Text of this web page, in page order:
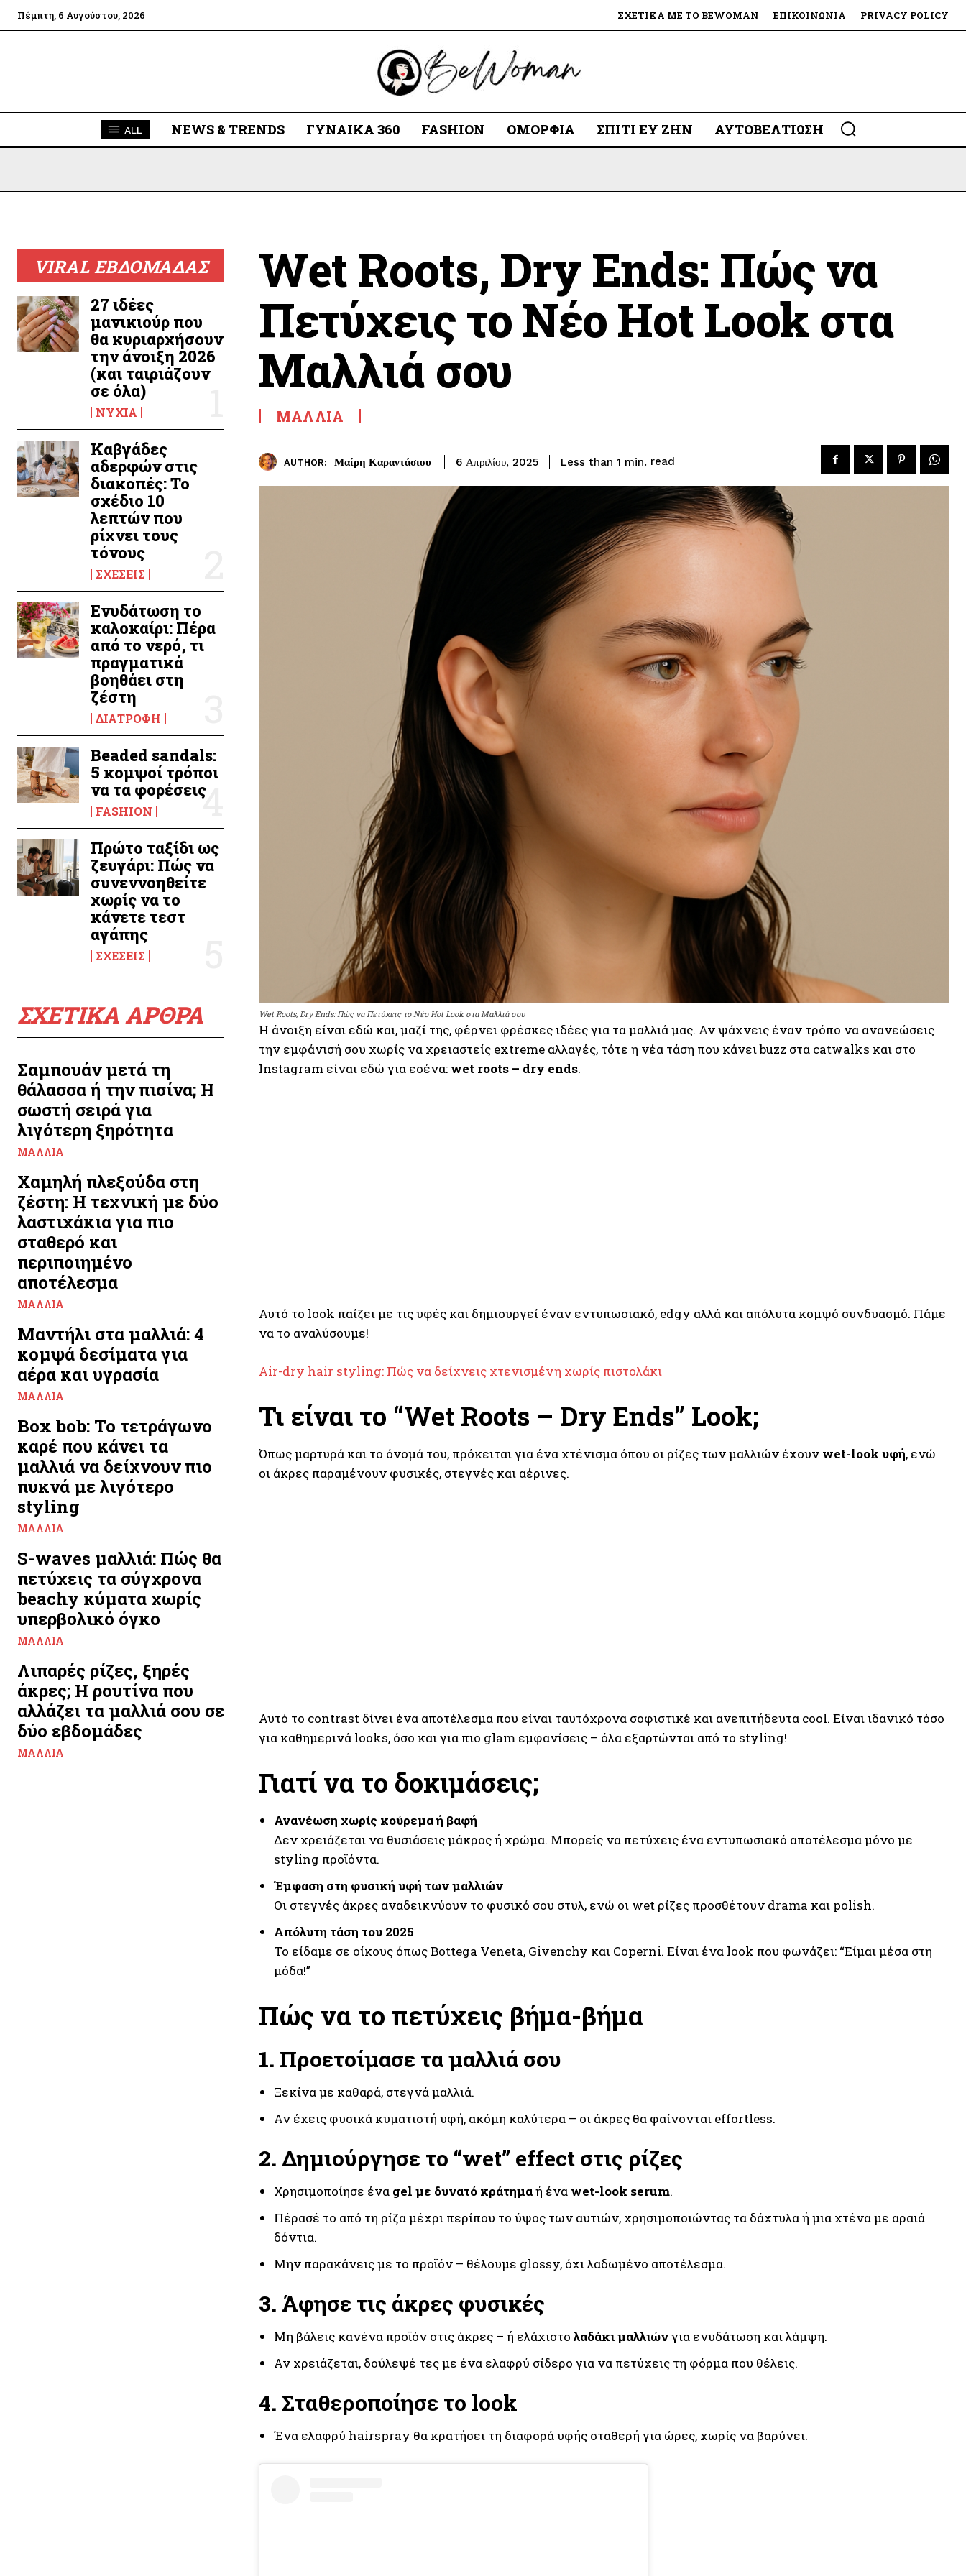
Πέμπτη, 6 Αυγούστου, 2026 ΣΧΕΤΙΚΆ ΜΕ ΤΟ BEWOMAN ΕΠΙΚΟΙΝΩΝΊΑ PRIVACY POLICY
ALL NEWS & TRENDS ΓΥΝΑΊΚΑ 360 FASHION ΟΜΟΡΦΙΆ ΣΠΊΤΙ ΕΥ ΖΗΝ ΑΥΤΟΒΕΛΤΊΩΣΗ
VIRAL ΕΒΔΟΜΑΔΑΣ
27 ιδέες
μανικιούρ που
θα κυριαρχήσουν
την άνοιξη 2026
(και ταιριάζουν
σε όλα)
ΝΎΧΙΑ
Καβγάδες
αδερφών στις
διακοπές: Το
σχέδιο 10
λεπτών που
ρίχνει τους
τόνους
ΣΧΈΣΕΙΣ
Ενυδάτωση το
καλοκαίρι: Πέρα
από το νερό, τι
πραγματικά
βοηθάει στη
ζέστη
ΔΙΑΤΡΟΦΉ
Beaded sandals:
5 κομψοί τρόποι
να τα φορέσεις
FASHION
Πρώτο ταξίδι ως
ζευγάρι: Πώς να
συνεννοηθείτε
χωρίς να το
κάνετε τεστ
αγάπης
ΣΧΈΣΕΙΣ
ΣΧΕΤΙΚΑ ΑΡΘΡΑ
Σαμπουάν μετά τη
θάλασσα ή την πισίνα; Η
σωστή σειρά για
λιγότερη ξηρότητα
ΜΑΛΛΙΆ
Χαμηλή πλεξούδα στη
ζέστη: Η τεχνική με δύο
λαστιχάκια για πιο
σταθερό και
περιποιημένο
αποτέλεσμα
ΜΑΛΛΙΆ
Μαντήλι στα μαλλιά: 4
κομψά δεσίματα για
αέρα και υγρασία
ΜΑΛΛΙΆ
Box bob: Το τετράγωνο
καρέ που κάνει τα
μαλλιά να δείχνουν πιο
πυκνά με λιγότερο
styling
ΜΑΛΛΙΆ
S-waves μαλλιά: Πώς θα
πετύχεις τα σύγχρονα
beachy κύματα χωρίς
υπερβολικό όγκο
ΜΑΛΛΙΆ
Λιπαρές ρίζες, ξηρές
άκρες; Η ρουτίνα που
αλλάζει τα μαλλιά σου σε
δύο εβδομάδες
ΜΑΛΛΙΆ
Wet Roots, Dry Ends: Πώς να
Πετύχεις το Νέο Hot Look στα
Μαλλιά σου
ΜΑΛΛΙΆ
AUTHOR: Μαίρη Καραντάσιου 6 Απριλίου, 2025 Less than 1 min. read
Wet Roots, Dry Ends: Πώς να Πετύχεις το Νέο Hot Look στα Μαλλιά σου
Η άνοιξη είναι εδώ και, μαζί της, φέρνει φρέσκες ιδέες για τα μαλλιά μας. Αν ψάχνεις έναν τρόπο να ανανεώσεις
την εμφάνισή σου χωρίς να χρειαστείς extreme αλλαγές, τότε η νέα τάση που κάνει buzz στα catwalks και στο
Instagram είναι εδώ για εσένα: wet roots – dry ends.
Αυτό το look παίζει με τις υφές και δημιουργεί έναν εντυπωσιακό, edgy αλλά και απόλυτα κομψό συνδυασμό. Πάμε
να το αναλύσουμε!
Air-dry hair styling: Πώς να δείχνεις χτενισμένη χωρίς πιστολάκι
Τι είναι το “Wet Roots – Dry Ends” Look;
Όπως μαρτυρά και το όνομά του, πρόκειται για ένα χτένισμα όπου οι ρίζες των μαλλιών έχουν wet-look υφή, ενώ
οι άκρες παραμένουν φυσικές, στεγνές και αέρινες.
Αυτό το contrast δίνει ένα αποτέλεσμα που είναι ταυτόχρονα σοφιστικέ και ανεπιτήδευτα cool. Είναι ιδανικό τόσο
για καθημερινά looks, όσο και για πιο glam εμφανίσεις – όλα εξαρτώνται από το styling!
Γιατί να το δοκιμάσεις;
Ανανέωση χωρίς κούρεμα ή βαφή
Δεν χρειάζεται να θυσιάσεις μάκρος ή χρώμα. Μπορείς να πετύχεις ένα εντυπωσιακό αποτέλεσμα μόνο με
styling προϊόντα.
Έμφαση στη φυσική υφή των μαλλιών
Οι στεγνές άκρες αναδεικνύουν το φυσικό σου στυλ, ενώ οι wet ρίζες προσθέτουν drama και polish.
Απόλυτη τάση του 2025
Το είδαμε σε οίκους όπως Bottega Veneta, Givenchy και Coperni. Είναι ένα look που φωνάζει: “Είμαι μέσα στη
μόδα!”
Πώς να το πετύχεις βήμα-βήμα
1. Προετοίμασε τα μαλλιά σου
Ξεκίνα με καθαρά, στεγνά μαλλιά.
Αν έχεις φυσικά κυματιστή υφή, ακόμη καλύτερα – οι άκρες θα φαίνονται effortless.
2. Δημιούργησε το “wet” effect στις ρίζες
Χρησιμοποίησε ένα gel με δυνατό κράτημαή ένα wet-look serum.
Πέρασέ το από τη ρίζα μέχρι περίπου το ύψος των αυτιών, χρησιμοποιώντας τα δάχτυλα ή μια χτένα με αραιά
δόντια.
Μην παρακάνεις με το προϊόν – θέλουμε glossy, όχι λαδωμένο αποτέλεσμα.
3. Άφησε τις άκρες φυσικές
Μη βάλεις κανένα προϊόν στις άκρες – ή ελάχιστο λαδάκι μαλλιώνγια ενυδάτωση και λάμψη.
Αν χρειάζεται, δούλεψέ τες με ένα ελαφρύ σίδερο για να πετύχεις τη φόρμα που θέλεις.
4. Σταθεροποίησε το look
Ένα ελαφρύ hairspray θα κρατήσει τη διαφορά υφής σταθερή για ώρες, χωρίς να βαρύνει.